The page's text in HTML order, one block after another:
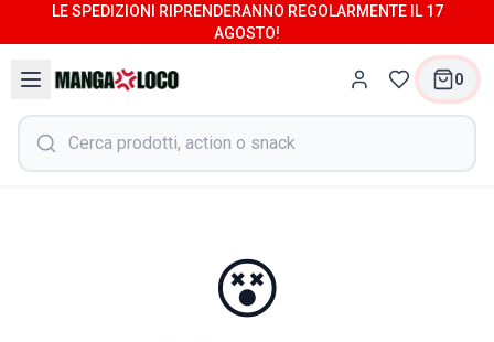
LE SPEDIZIONI RIPRENDERANNO REGOLARMENTE IL 17
AGOSTO!
0
😵